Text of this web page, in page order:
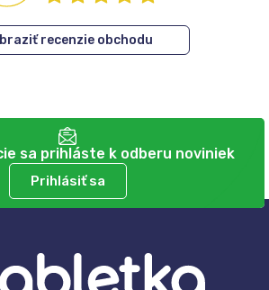
recenzie obchodu
sa prihláste k odberu noviniek
Prihlásiť sa